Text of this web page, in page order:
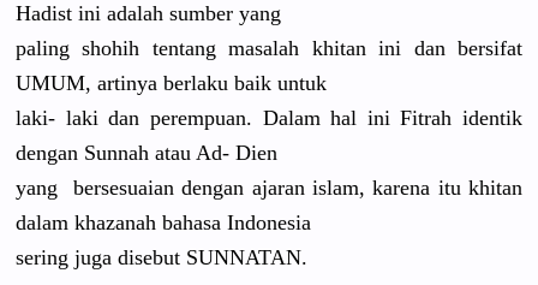
Hadist ini adalah sumber yang
paling shohih tentang masalah khitan ini dan bersifat
UMUM, artinya berlaku baik untuk
laki- laki dan perempuan. Dalam hal ini Fitrah identik
dengan Sunnah atau Ad- Dien
yang bersesuaian dengan ajaran islam, karena itu khitan
dalam khazanah bahasa Indonesia
sering juga disebut SUNNATAN.